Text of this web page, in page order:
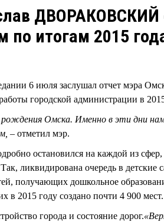
ДВОРАКОВСКИЙ
по итогам 2015
6 июля заслушал отчет мэра
городской администрации в 2015
рождения Омска. Именно в эти дни
– отметил мэр.
остановился на каждой из сфер,
ликвидирована очередь в детские
получающих дошкольное
в 2015 году создано почти 4 900 мест.
города и состояние дорог.